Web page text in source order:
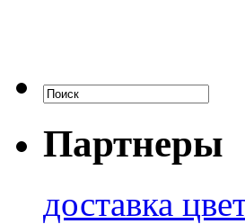
Партнеры
доставка